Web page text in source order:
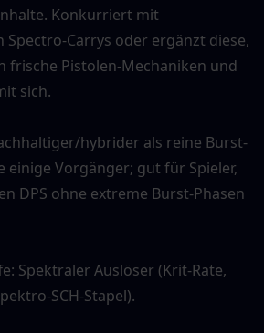
Konkurriert mit
Spectro-Carrys oder ergänzt diese,
frische Pistolen-Mechaniken und
sich.
hybrider als reine Burst-
einige Vorgänger; gut für Spieler,
DPS ohne extreme Burst-Phasen
Spektraler Auslöser (Krit-Rate,
SCH-Stapel).